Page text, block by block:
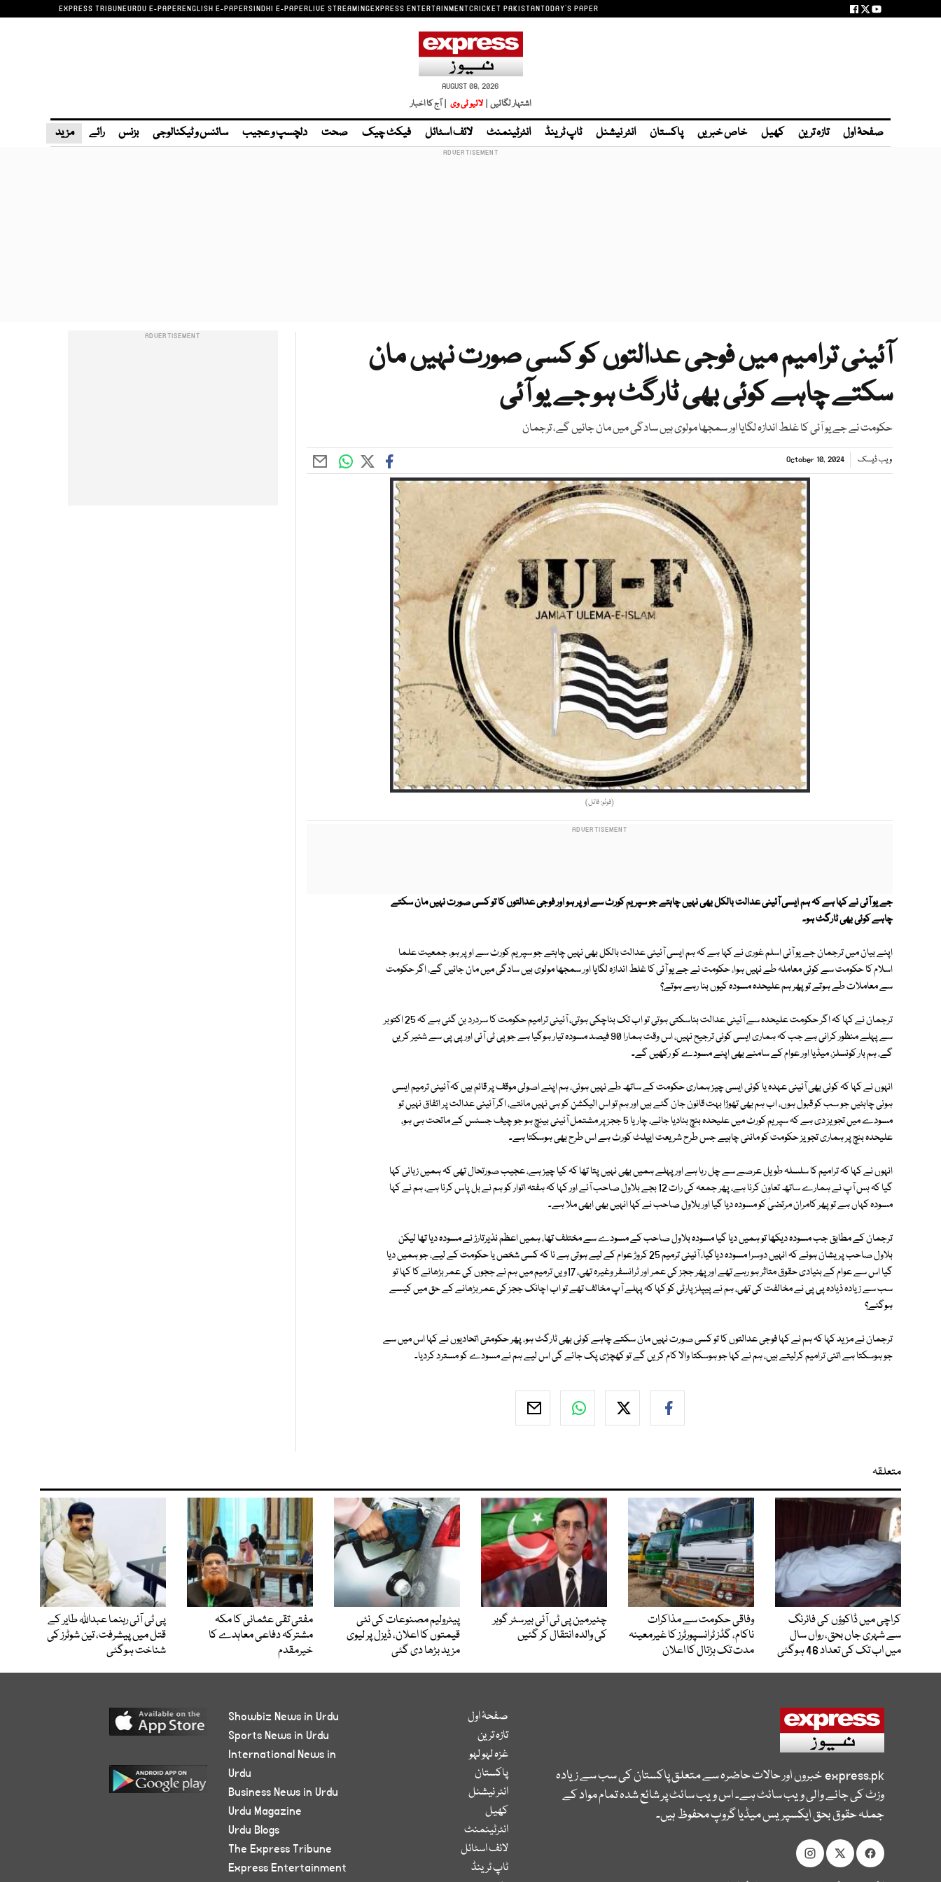
EXPRESS TRIBUNEURDU E-PAPERENGLISH E-PAPERSINDHI E-PAPERLIVE STREAMINGEXPRESS ENTERTAINMENTCRICKET PAKISTANTODAY'S PAPER
AUGUST 08, 2026
اشتہار لگائیں | لائیو ٹی وی | آج کا اخبار
صفحۂ اول تازہ ترین کھیل خاص خبریں پاکستان انٹر نیشنل ٹاپ ٹرینڈ انٹرٹینمنٹ لائف اسٹائل فیکٹ چیک صحت دلچسپ و عجیب سائنس و ٹیکنالوجی بزنس رائے مزید
آئینی ترامیم میں فوجی عدالتوں کو کسی صورت نہیں مان
سکتے چاہے کوئی بھی ٹارگٹ ہو جے یو آئی
حکومت نے جے یو آئی کا غلط اندازہ لگایا اور سمجھا مولوی ہیں سادگی میں مان جائیں گے، ‎ترجمان
ویب ڈیسک October 10, 2024
(فوٹو: فائل)
جے یو آئی نے کہا ہے کہ ‎ہم ایسی آئینی عدالت بالکل بھی نہیں چاہتے جو سپریم کورٹ سے اوپر ہو اور فوجی عدالتوں کا تو کسی صورت نہیں مان سکتے
چاہے کوئی بھی ٹارگٹ ہو۔
اپنے بیان میں ترجمان جے یو آئی اسلم غوری نے کہا ہے کہ ‎ہم ایسی آئینی عدالت بالکل بھی نہیں چاہتے جو سپریم کورٹ سے اوپر ہو، ‎جمعیت علما
اسلام کا حکومت سے کوئی معاملہ طے نہیں ہوا، ‎حکومت نے جے یو آئی کا غلط اندازہ لگایا اور سمجھا مولوی ہیں سادگی میں مان جائیں گے، ‎اگر حکومت
سے معاملات طے ہوتے تو پھر ہم علیحدہ مسودہ کیوں بنا رہے ہوتے؟
ترجمان نے کہا کہ ‎اگر حکومت علیحدہ سے آئینی عدالت بناسکتی ہوتی تو اب تک بناچکی ہوتی، ‎آئینی ترامیم حکومت کا سردرد بن گئی ہے کہ 25 اکتوبر
سے پہلے منظور کرانی ہے جب کہ ہماری ایسی کوئی ترجیح نہیں، اس وقت ہمارا 90 فیصد مسودہ تیار ہوگیا ہے جو پی ٹی آئی اور پی پی سے شئیر کریں
گے، ‎ہم بار کونسلز، میڈیا اور عوام کے سامنے بھی اپنے مسودے کو رکھیں گے۔
انہوں نے کہا کہ ‎کوئی بھی آئینی عہدہ یا کوئی ایسی چیز ہماری حکومت کے ساتھ طے نہیں ہوئی، ‎ہم اپنے اصولی موقف پر قائم ہیں کہ آئینی ترمیم ایسی
ہونی چاہئیں جو سب کو قبول ہوں، ‎اب ہم بھی تھوڑا بہت قانون جان گئے ہیں اور ہم تو اس الیکشن کو ہی نہیں مانتے، ‎اگر آئینی عدالت پر اتفاق نہیں تو
مسودے میں تجویز دی ہے کہ سپریم کورٹ میں علیحدہ بنچ بنادیا جائے، ‎چار یا 5 ججز پر مشتمل آئینی بینچ ہو جو چیف جسٹس کے ماتحت ہی ہو،
انہوں نے کہا کہ ‎ترامیم کا سلسلہ طویل عرصے سے چل رہا ہے اور پہلے ہمیں بھی نہیں پتا تھا کہ کیا چیز ہے، ‎عجیب صورتحال تھی کہ ہمیں زبانی کہا
گیا کہ بس آپ نے ہمارے ساتھ تعاون کرنا ہے، ‎پھر جمعہ کی رات 12 بجے بلاول صاحب آئے اور کہا کہ ہفتہ اتوار کو ہم نے بل پاس کرنا ہے، ‎ہم نے کہا
مسودہ کہاں ہے تو پھر کامران مرتضیٰ کو مسودہ دیا گیا اور بلاول صاحب نے کہا انہیں بھی ابھی ملا ہے۔
ترجمان کے مطابق ‎جب مسودہ دیکھا تو ہمیں دیا گیا مسودہ بلاول صاحب کے مسودے سے مختلف تھا، ‎ہمیں اعظم نذیرتارڑ نے مسودہ دیا تھا لیکن
بلاول صاحب پریشان ہوئے کہ انہیں دوسرا مسودہ دیاگیا، ‎آئینی ترمیم 25 کروڑ عوام کے لیے ہوتی ہے نا کہ کسی شخص یا حکومت کے لیے، ‎جو ہمیں دیا
گیا اس سے عوام کے بنیادی حقوق متاثر ہو رہے تھے اور پھر ججز کی عمر اور ٹرانسفر وغیرہ تھی، ‎17ویں ترمیم میں ہم نے ججوں کی عمر بڑھانے کا کہا تو
سب سے زیادہ ذیادہ پی پی نے مخالفت کی تھی، ‎ہم نے پیپلزپارٹی کو کہا کہ پہلے آپ مخالف تھے تو اب اچانک ججز کی عمر بڑھانے کے حق میں کیسے
ہوگئے؟
ترجمان نے مزید کہا کہ ‎ہم نے کہا فوجی عدالتوں کا تو کسی صورت نہیں مان سکتے چاہے کوئی بھی ٹارگٹ ہو، ‎پھر حکومتی اتحادیوں نے کہا اس میں سے
جو ہوسکتا ہے اتنی ترامیم کرلیتے ہیں، ‎ہم نے کہا جو ہوسکتا والا کام کریں گے تو کھچڑی پک جائے گی اس لیے ہم نے مسودے کو مسترد کردیا۔
متعلقہ
کراچی میں ڈاکوؤں کی فائرنگ
سے شہری جاں بحق، رواں سال
میں اب تک کی تعداد 46 ہوگئی
وفاقی حکومت سے مذاکرات
ناکام، گڈز ٹرانسپورٹرز کا غیرمعینہ
مدت تک ہڑتال کا اعلان
چئیرمین پی ٹی آئی بیرسٹر گوہر
کی والدہ انتقال کر گئیں
پیٹرولیم مصنوعات کی نئی
قیمتوں کا اعلان، ڈیزل پر لیوی
مزید بڑھا دی گئی
مفتی تقی عثمانی کا مکہ
مشترکہ دفاعی معاہدے کا
خیرمقدم
پی ٹی آئی رہنما عبداللہ طایر کے
قتل میں پیشرفت، تین شوٹرز کی
شناخت ہوگئی
express.pkخبروں اور حالات حاضرہ سے متعلق پاکستان کی سب سے زیادہ
وزٹ کی جانے والی ویب سائٹ ہے۔ اس ویب سائٹ پر شائع شدہ تمام مواد کے
جملہ حقوق بحق ایکسپریس میڈیا گروپ محفوظ ہیں۔
صفحۂ اول
تازہ ترین
غزہ لہو لہو
پاکستان
انٹر نیشنل
کھیل
انٹرٹینمنٹ
لائف اسٹائل
ٹاپ ٹرینڈ
Showbiz News in Urdu
Sports News in Urdu
International News in
Urdu
Business News in Urdu
Urdu Magazine
Urdu Blogs
The Express Tribune
Express Entertainment